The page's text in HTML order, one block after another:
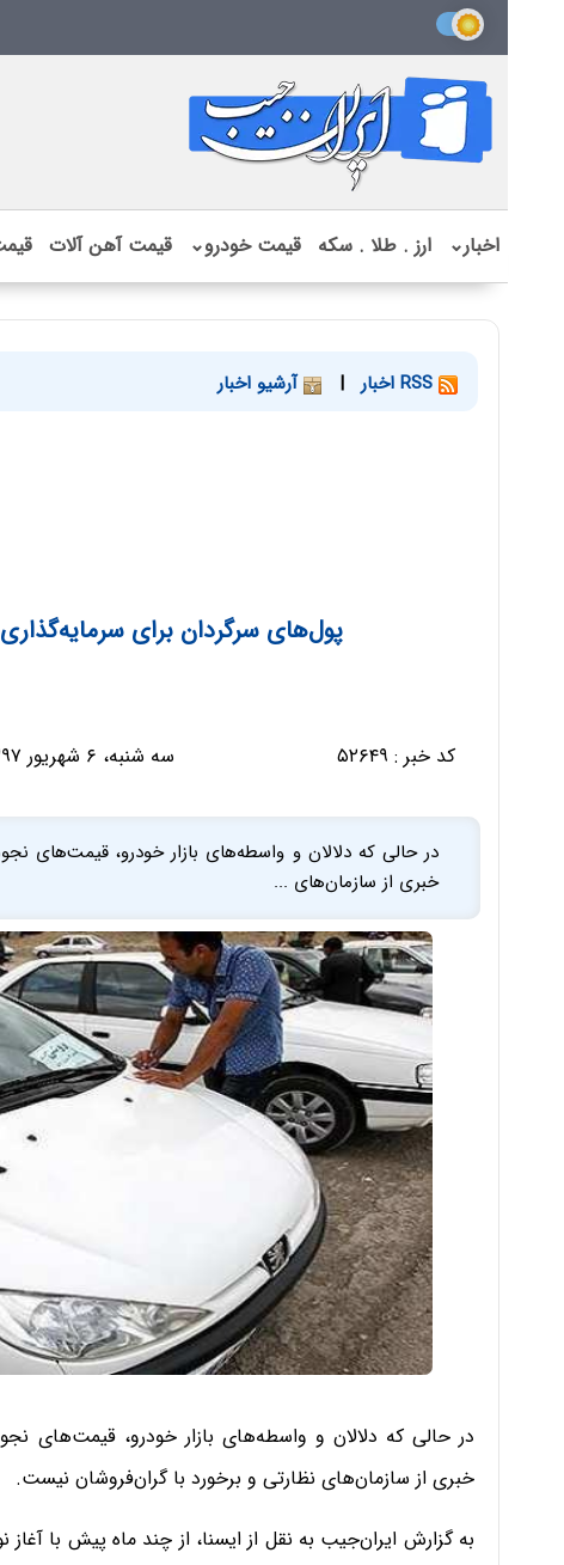
اخبار⌄ ارز . طلا . سکه قیمت خودرو⌄ قیمت آهن آلات
| آرشیو اخبار
پول‌های سرگردان برای
کد خبر : ۵۲۶۴۹ سه شنبه، ۶ شهریور ۱۳۹۷ - ۰۸:۲۴:۱۲
در حالی که دلالان و واسطه‌های بازار خودرو، قیمت‌های
خبری از سازمان‌های ...
در حالی که دلالان و واسطه‌های بازار خودرو، قیمت‌های
خبری از سازمان‌های نظارتی و برخورد با گران‌فروشان نیست.
به گزارش ایران‌جیب به نقل از ایسنا، از چند ماه پیش با آغاز